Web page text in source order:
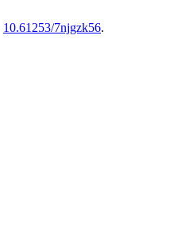
10.61253/7njgzk56.